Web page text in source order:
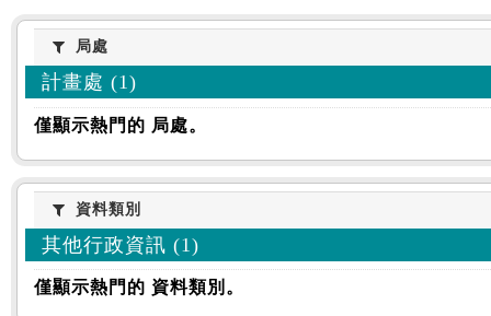
:::
局處局處
計畫處 (1)
僅顯示熱門的 局處。
資料類別
資料類別
其他行政資訊 (1)
僅顯示熱門的 資料類別。